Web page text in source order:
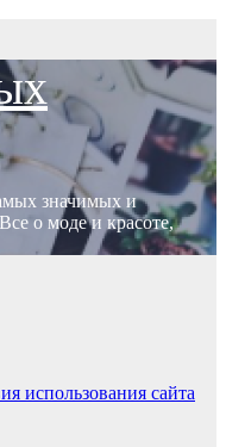
значимых и
о моде и красоте,
использования сайта